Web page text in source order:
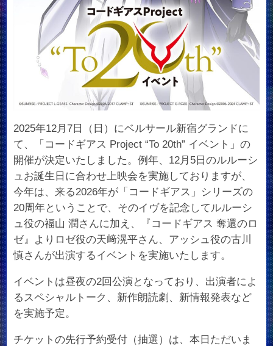
2025年12月7日（日）にベルサール新宿グランドに
て、「コードギアス Project “To 20th” イベント」の
開催が決定いたしました。例年、12月5日のルルーシ
ュお誕生日に合わせ上映会を実施しておりますが、
今年は、来る2026年が「コードギアス」シリーズの
20周年ということで、そのイヴを記念してルルーシ
ュ役の福山 潤さんに加え、『コードギアス 奪還のロ
ゼ』よりロゼ役の天﨑滉平さん、アッシュ役の古川
慎さんが出演するイベントを実施いたします。
イベントは昼夜の2回公演となっており、出演者によ
るスペシャルトーク、新作朗読劇、新情報発表など
を実施予定。
チケットの先行予約受付（抽選）は、本日ただいま